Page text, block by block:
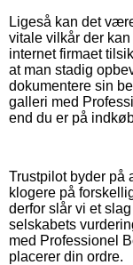
Ligeså kan det
vitale vilkår der
internet firmaet
at man stadig
dokumentere sin
galleri med
end du er på
Trustpilot byder på
klogere på
derfor slår vi et
selskabets
med Professionel
placerer din ordre.